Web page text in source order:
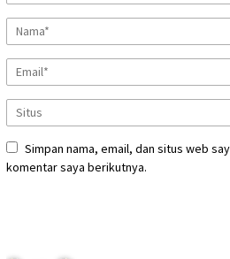
Simpan nama, email, dan situs web
komentar saya berikutnya.